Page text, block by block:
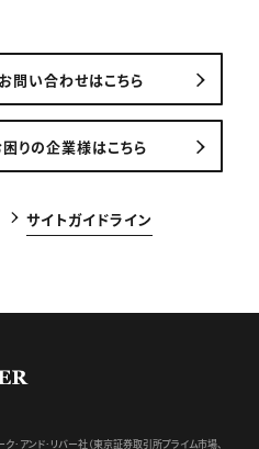
問い合わせはこちら
りの企業様はこちら
サイトガイドライン
･アンド･リバー社（東京証券取引所プライム市場、